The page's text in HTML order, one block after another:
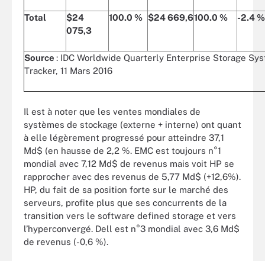
Total
$24
075,3
100.0 % $24 669,6100.0 % -2.4 %
Source : IDC Worldwide Quarterly Enterprise Storage
Tracker, 11 Mars 2016
Il est à noter que les ventes mondiales de
systèmes de stockage (externe + interne) ont quant
à elle légèrement progressé pour atteindre 37,1
Md$ (en hausse de 2,2 %. EMC est toujours n°1
mondial avec 7,12 Md$ de revenus mais voit HP se
rapprocher avec des revenus de 5,77 Md$ (+12,6%).
HP, du fait de sa position forte sur le marché des
serveurs, profite plus que ses concurrents de la
transition vers le software defined storage et vers
l’hyperconvergé. Dell est n°3 mondial avec 3,6 Md$
de revenus (-0,6 %).